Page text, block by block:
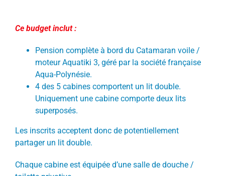
Ce budget inclut :
Pension complète à bord du Catamaran voile /
moteur Aquatiki 3, géré par la société française
Aqua-Polynésie.
4 des 5 cabines comportent un lit double.
Uniquement une cabine comporte deux lits
superposés.
Les inscrits acceptent donc de potentiellement
partager un lit double.
Chaque cabine est équipée d’une salle de douche /